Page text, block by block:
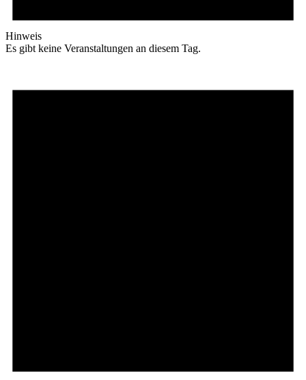
Hinweis
Es gibt keine Veranstaltungen an diesem Tag.